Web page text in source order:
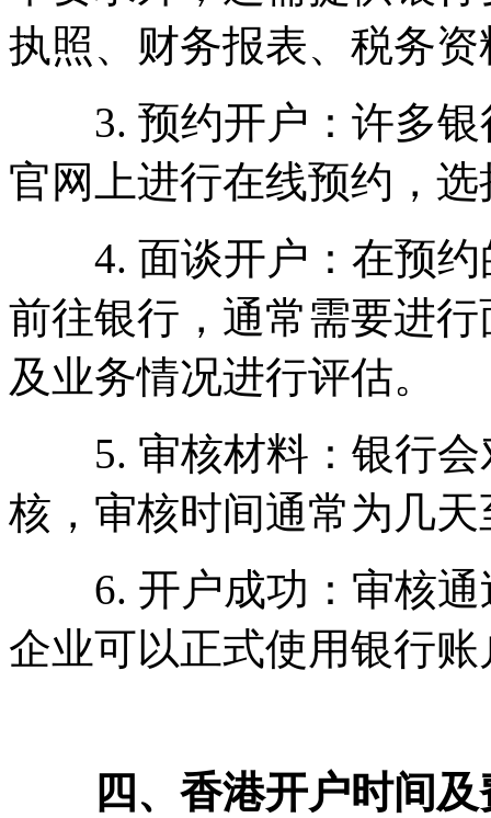
执照、财务报表、税务资
3. 预约开户：许多银
官网上进行在线预约，
4. 面谈开户：在预约
前往银行，通常需要进
及业务情况进行评估。
5. 审核材料：银行会
核，审核时间通常为几
6. 开户成功：审核通
企业可以正式使用银行
四、香港开户时间及